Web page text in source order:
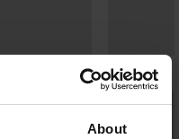
About